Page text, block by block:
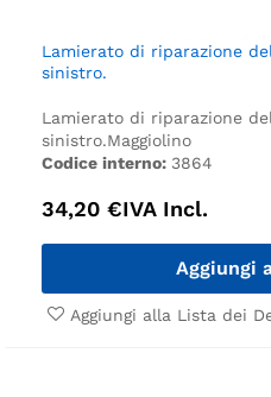
Lamierato di riparazione
sinistro.
Lamierato di riparazione
sinistro.Maggiolino
Codice interno: 3864
34,20 €IVA Incl.
Aggiungi
Aggiungi alla Lista dei